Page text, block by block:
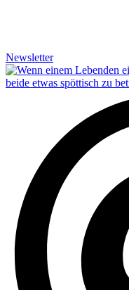
Newsletter